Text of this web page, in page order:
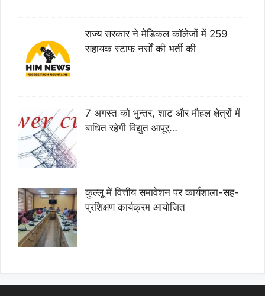
राज्य सरकार ने मेडिकल कॉलेजों में 259
सहायक स्टाफ नर्सों की भर्ती की
7 अगस्त को भुन्तर, शाट और मौहल क्षेत्रों में
बाधित रहेगी विद्युत आपूर्…
कुल्लू में वित्तीय समावेशन पर कार्यशाला-सह-
प्रशिक्षण कार्यक्रम आयोजित